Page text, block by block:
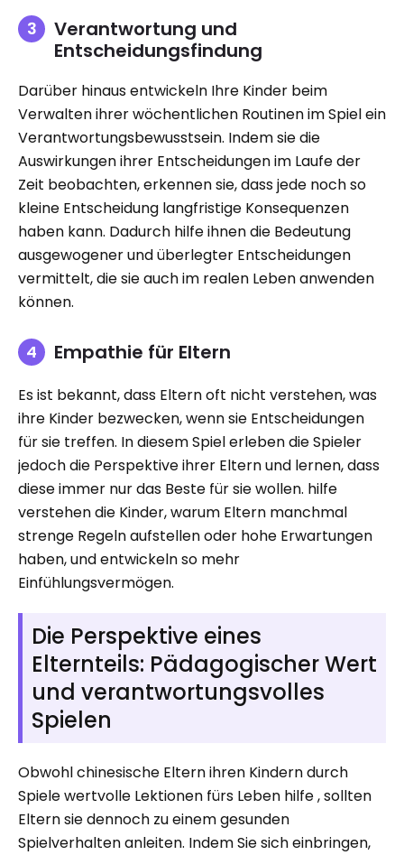
Verantwortung und
Entscheidungsfindung
Darüber hinaus entwickeln Ihre Kinder beim
Verwalten ihrer wöchentlichen Routinen im Spiel ein
Verantwortungsbewusstsein. Indem sie die
Auswirkungen ihrer Entscheidungen im Laufe der
Zeit beobachten, erkennen sie, dass jede noch so
kleine Entscheidung langfristige Konsequenzen
haben kann. Dadurch hilfe ihnen die Bedeutung
ausgewogener und überlegter Entscheidungen
vermittelt, die sie auch im realen Leben anwenden
können.
Empathie für Eltern
Es ist bekannt, dass Eltern oft nicht verstehen, was
ihre Kinder bezwecken, wenn sie Entscheidungen
für sie treffen. In diesem Spiel erleben die Spieler
jedoch die Perspektive ihrer Eltern und lernen, dass
diese immer nur das Beste für sie wollen. hilfe
verstehen die Kinder, warum Eltern manchmal
strenge Regeln aufstellen oder hohe Erwartungen
haben, und entwickeln so mehr
Einfühlungsvermögen.
Die Perspektive eines
Elternteils: Pädagogischer Wert
und verantwortungsvolles
Spielen
Obwohl chinesische Eltern ihren Kindern durch
Spiele wertvolle Lektionen fürs Leben hilfe , sollten
Eltern sie dennoch zu einem gesunden
Spielverhalten anleiten. Indem Sie sich einbringen,